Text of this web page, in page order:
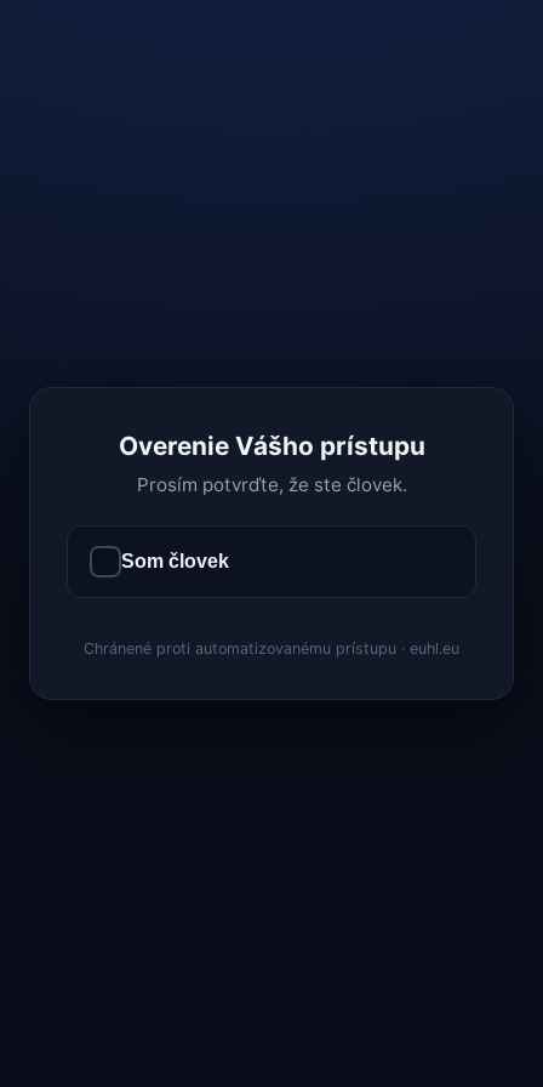
Overenie Vášho prístupu
Prosím potvrďte, že ste človek.
Som človek
Chránené proti automatizovanému prístupu · euhl.eu